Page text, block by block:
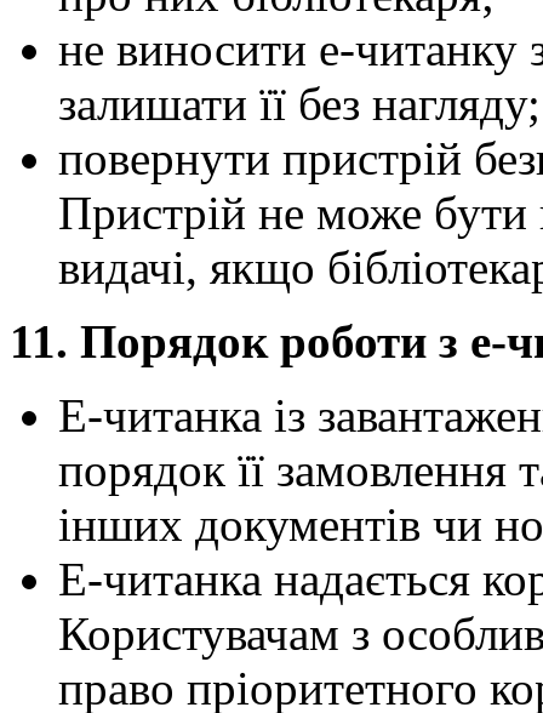
не виносити е-читанку
залишати її без нагляду;
повернути пристрій
Пристрій не може бути
видачі, якщо
11. Порядок роботи з е-
Е-читанка із
порядок її замовлення
інших документів чи
Е-читанка надається
Користувачам з
право пріоритетного